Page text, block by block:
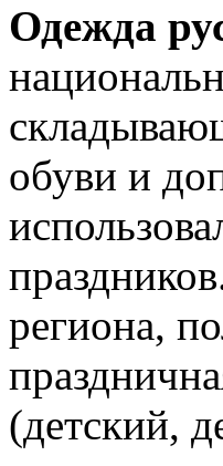
Одежда
обуви и
региона,
(детский,